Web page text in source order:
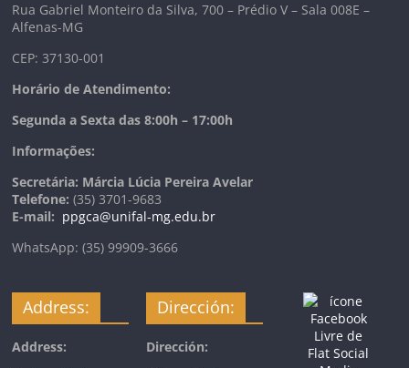
Rua Gabriel Monteiro da Silva, 700 – Prédio V – Sala 008E –
Alfenas-MG
CEP: 37130-001
Horário de Atendimento:
Segunda a Sexta das 8:00h – 17:00h
Informações:
Secretária: Márcia Lúcia Pereira Avelar
Telefone: (35) 3701-9683
E-mail: ppgca@unifal-mg.edu.br
WhatsApp: (35) 99909-3666
Address:
Address:
Dirección:
Dirección: